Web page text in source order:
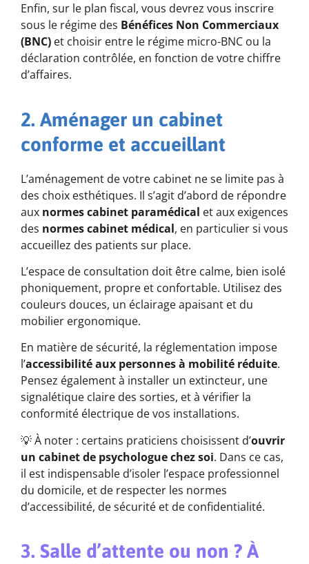
Enfin, sur le plan fiscal, vous devrez vous inscrire
sous le régime des Bénéfices Non Commerciaux
(BNC) et choisir entre le régime micro-BNC ou la
déclaration contrôlée, en fonction de votre chiffre
d’affaires.
2. Aménager un cabinet
conforme et accueillant
L’aménagement de votre cabinet ne se limite pas à
des choix esthétiques. Il s’agit d’abord de répondre
aux normes cabinet paramédical et aux exigences
des normes cabinet médical, en particulier si vous
accueillez des patients sur place.
L’espace de consultation doit être calme, bien isolé
phoniquement, propre et confortable. Utilisez des
couleurs douces, un éclairage apaisant et du
mobilier ergonomique.
En matière de sécurité, la réglementation impose
l’accessibilité aux personnes à mobilité réduite.
Pensez également à installer un extincteur, une
signalétique claire des sorties, et à vérifier la
conformité électrique de vos installations.
💡 À noter : certains praticiens choisissent d’ouvrir
un cabinet de psychologue chez soi. Dans ce cas,
il est indispensable d’isoler l’espace professionnel
du domicile, et de respecter les normes
d’accessibilité, de sécurité et de confidentialité.
3. Salle d’attente ou non ? À